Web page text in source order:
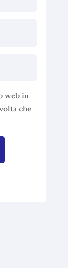
web in
che